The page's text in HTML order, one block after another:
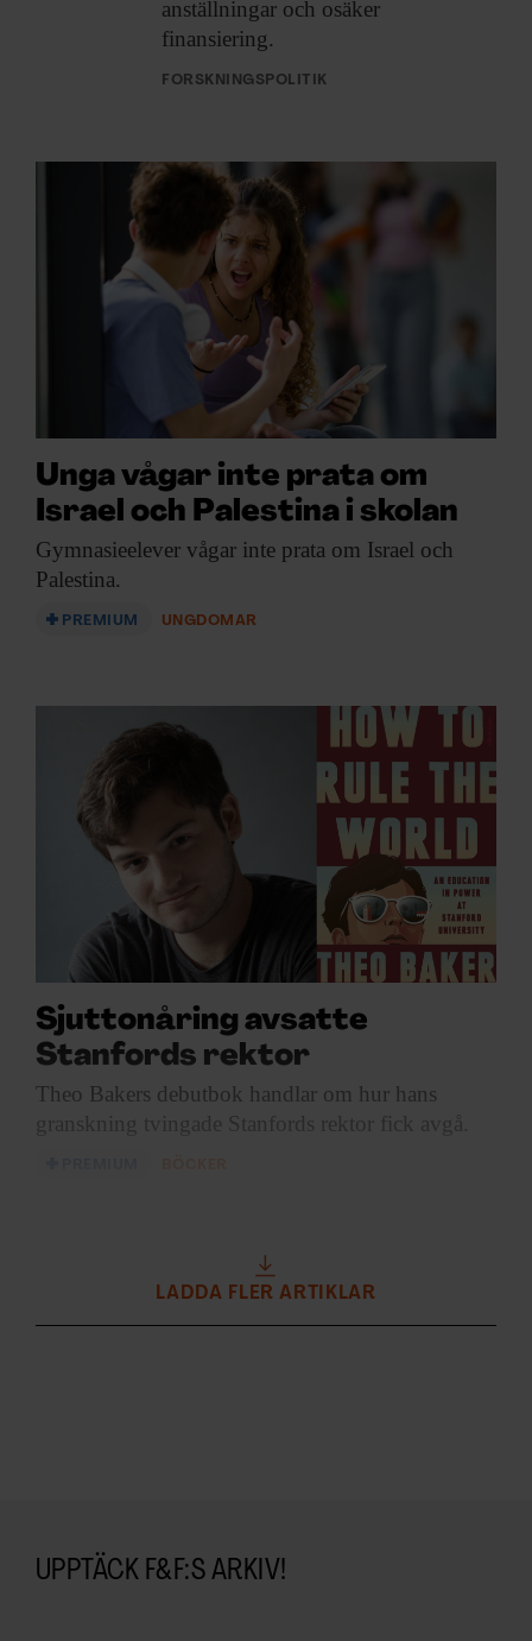
anställningar och osäker
finansiering.
FORSKNINGSPOLITIK
Unga vågar inte prata om
Israel och Palestina i skolan
Gymnasieelever vågar inte prata om Israel och
Palestina.
PREMIUM UNGDOMAR
Sjuttonåring avsatte
Stanfords rektor
Theo Bakers debutbok handlar om hur hans
granskning tvingade Stanfords rektor fick avgå.
LADDA FLER ARTIKLAR
UPPTÄCK F&F:S ARKIV!